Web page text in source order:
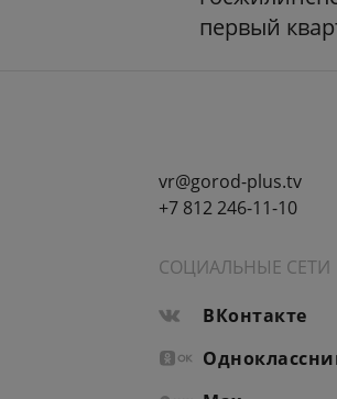
первый
vr@gorod-plus.tv
+7 812 246-11-10
СОЦИАЛЬНЫЕ СЕТИ
ВКонтакте